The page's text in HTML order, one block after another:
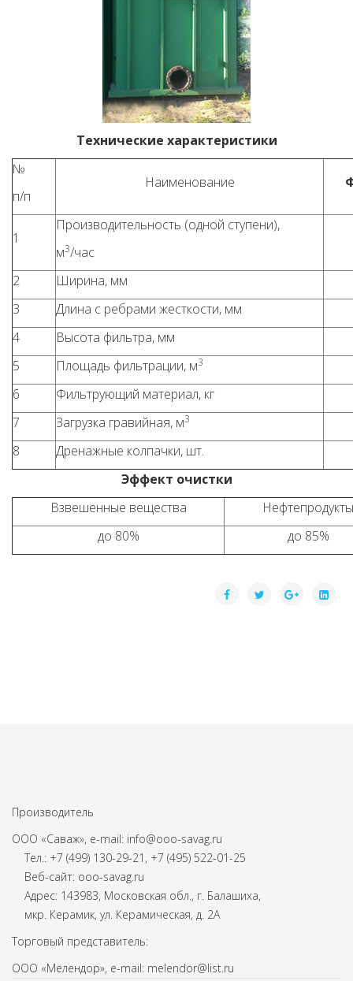
Технические характеристики
№
п/п
Наименование
1
Производительность (одной ступени),
м3/час
2
Ширина, мм
3
Длина с ребрами жесткости, мм
4
Высота фильтра, мм
5
Площадь фильтрации, м3
6
Фильтрующий материал, кг
7
Загрузка гравийная, м3
8
Дренажные колпачки, шт.
Эффект очистки
Взвешенные вещества
Нефтепродукты
до 80%
до 85%
Производитель
ООО «Саваж», e-mail: info@ooo-savag.ru
Тел.: +7 (499) 130-29-21, +7 (495) 522-01-25
Веб-сайт: ooo-savag.ru
Адрес: 143983, Московская обл., г. Балашиха,
мкр. Керамик, ул. Керамическая, д. 2А
Торговый представитель:
ООО «Мелендор», e-mail: melendor@list.ru